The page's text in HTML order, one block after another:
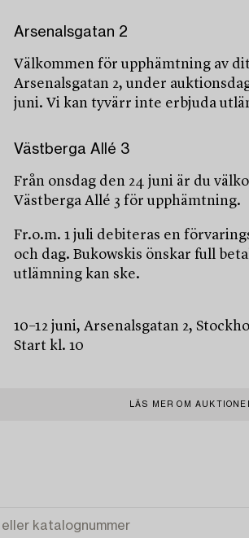
Arsenalsgatan 2
Välkommen för upphämtning av
Arsenalsgatan 2, under
juni. Vi kan tyvärr inte erbjuda
Västberga Allé 3
Från onsdag den 24 juni är du
Västberga Allé 3 för upphämtning.
Fr.o.m. 1 juli debiteras en
och dag. Bukowskis önskar full
utlämning kan ske.
10–12 juni, Arsenalsgatan 2,
Start kl. 10
LÄS MER OM